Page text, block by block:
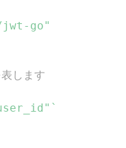
go"
します